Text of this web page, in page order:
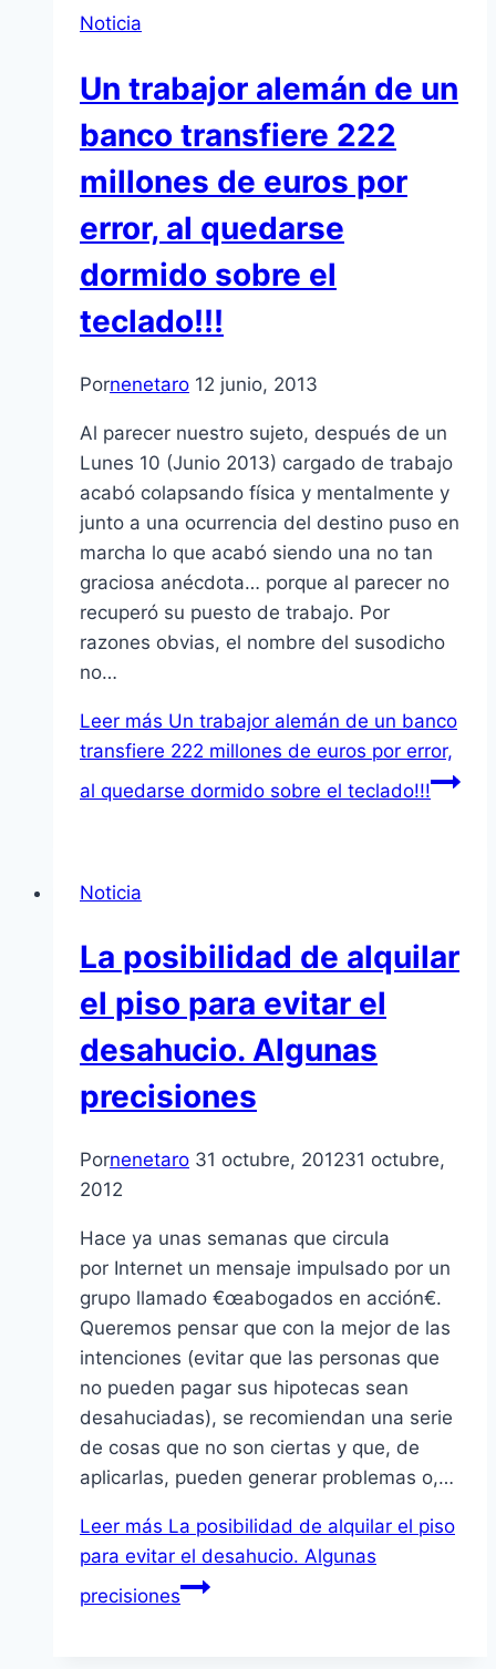
Noticia
Un trabajor alemán de un
banco transfiere 222
millones de euros por
error, al quedarse
dormido sobre el
teclado!!!
Pornenetaro 12 junio, 2013
Al parecer nuestro sujeto, después de un
Lunes 10 (Junio 2013) cargado de trabajo
acabó colapsando física y mentalmente y
junto a una ocurrencia del destino puso en
marcha lo que acabó siendo una no tan
graciosa anécdota… porque al parecer no
recuperó su puesto de trabajo. Por
razones obvias, el nombre del susodicho
no…
Leer más Un trabajor alemán de un banco
transfiere 222 millones de euros por error,
al quedarse dormido sobre el teclado!!!
Noticia
La posibilidad de alquilar
el piso para evitar el
desahucio. Algunas
precisiones
Pornenetaro 31 octubre, 201231 octubre,
2012
Hace ya unas semanas que circula
por Internet un mensaje impulsado por un
grupo llamado €œabogados en acción€.
Queremos pensar que con la mejor de las
intenciones (evitar que las personas que
no pueden pagar sus hipotecas sean
desahuciadas), se recomiendan una serie
de cosas que no son ciertas y que, de
aplicarlas, pueden generar problemas o,…
Leer más La posibilidad de alquilar el piso
para evitar el desahucio. Algunas
precisiones